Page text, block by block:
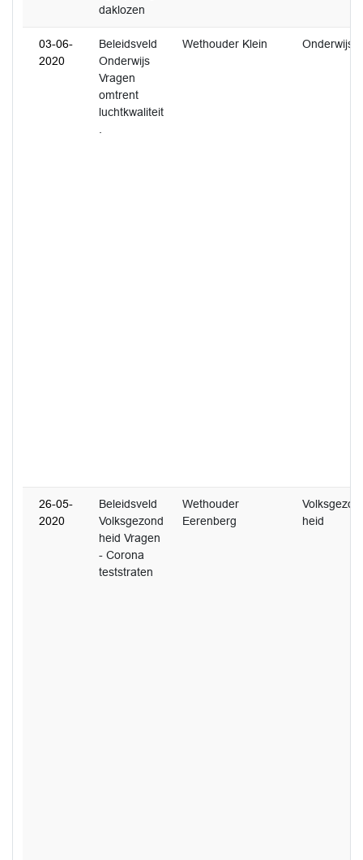
daklozen
03-06-
2020
Beleidsveld
Onderwijs
Vragen
omtrent
luchtkwaliteit
Wethouder Klein Onderwijs
26-05-
2020
Beleidsveld
Volksgezond
heid Vragen
- Corona
teststraten
Wethouder
Eerenberg
heid